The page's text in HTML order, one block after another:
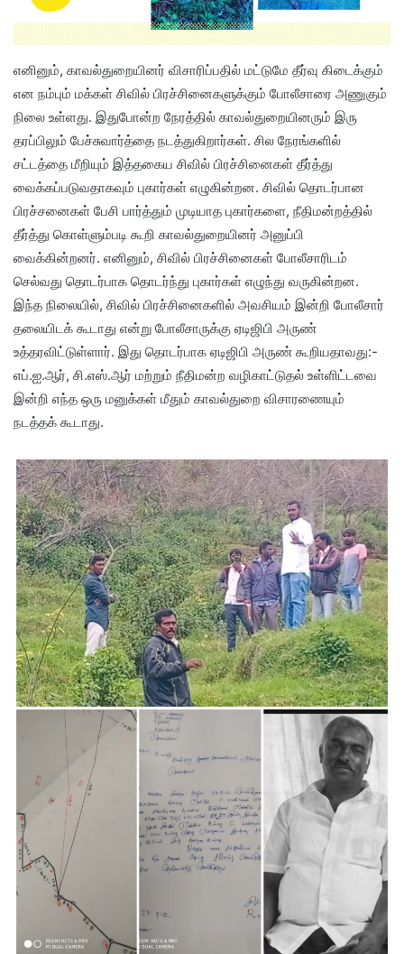
எனினும், காவல்துறையினர் விசாரிப்பதில் மட்டுமே தீர்வு கிடைக்கும்
என நம்பும் மக்கள் சிவில் பிரச்சினைகளுக்கும் போலீசாரை அணுகும்
நிலை உள்ளது. இதுபோன்ற நேரத்தில் காவல்துறையினரும் இரு
தரப்பிலும் பேச்சுவார்த்தை நடத்துகிறார்கள். சில நேரங்களில்
சட்டத்தை மீறியும் இத்தகைய சிவில் பிரச்சினைகள் தீர்த்து
வைக்கப்படுவதாகவும் புகார்கள் எழுகின்றன. சிவில் தொடர்பான
பிரச்சனைகள் பேசி பார்த்தும் முடியாத புகார்களை, நீதிமன்றத்தில்
தீர்த்து கொள்ளும்படி கூறி காவல்துறையினர் அனுப்பி
வைக்கின்றனர். எனினும், சிவில் பிரச்சினைகள் போலீசாரிடம்
செல்வது தொடர்பாக தொடர்ந்து புகார்கள் எழுந்து வருகின்றன.
இந்த நிலையில், சிவில் பிரச்சினைகளில் அவசியம் இன்றி போலீசார்
தலையிடக் கூடாது என்று போலீசாருக்கு ஏடிஜிபி அருண்
உத்தரவிட்டுள்ளார். இது தொடர்பாக ஏடிஜிபி அருண் கூறியதாவது:-
எப்.ஐ.ஆர், சி.எஸ்.ஆர் மற்றும் நீதிமன்ற வழிகாட்டுதல் உள்ளிட்டவை
இன்றி எந்த ஒரு மனுக்கள் மீதும் காவல்துறை விசாரணையும்
நடத்தக் கூடாது.